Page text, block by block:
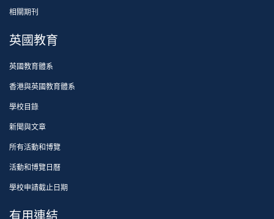
相關期刊
英國教育
英國教育體系
香港與英國教育體系
學校目錄
新聞與文章
所有活動和博覽
活動和博覽日曆
學校申請截止日期